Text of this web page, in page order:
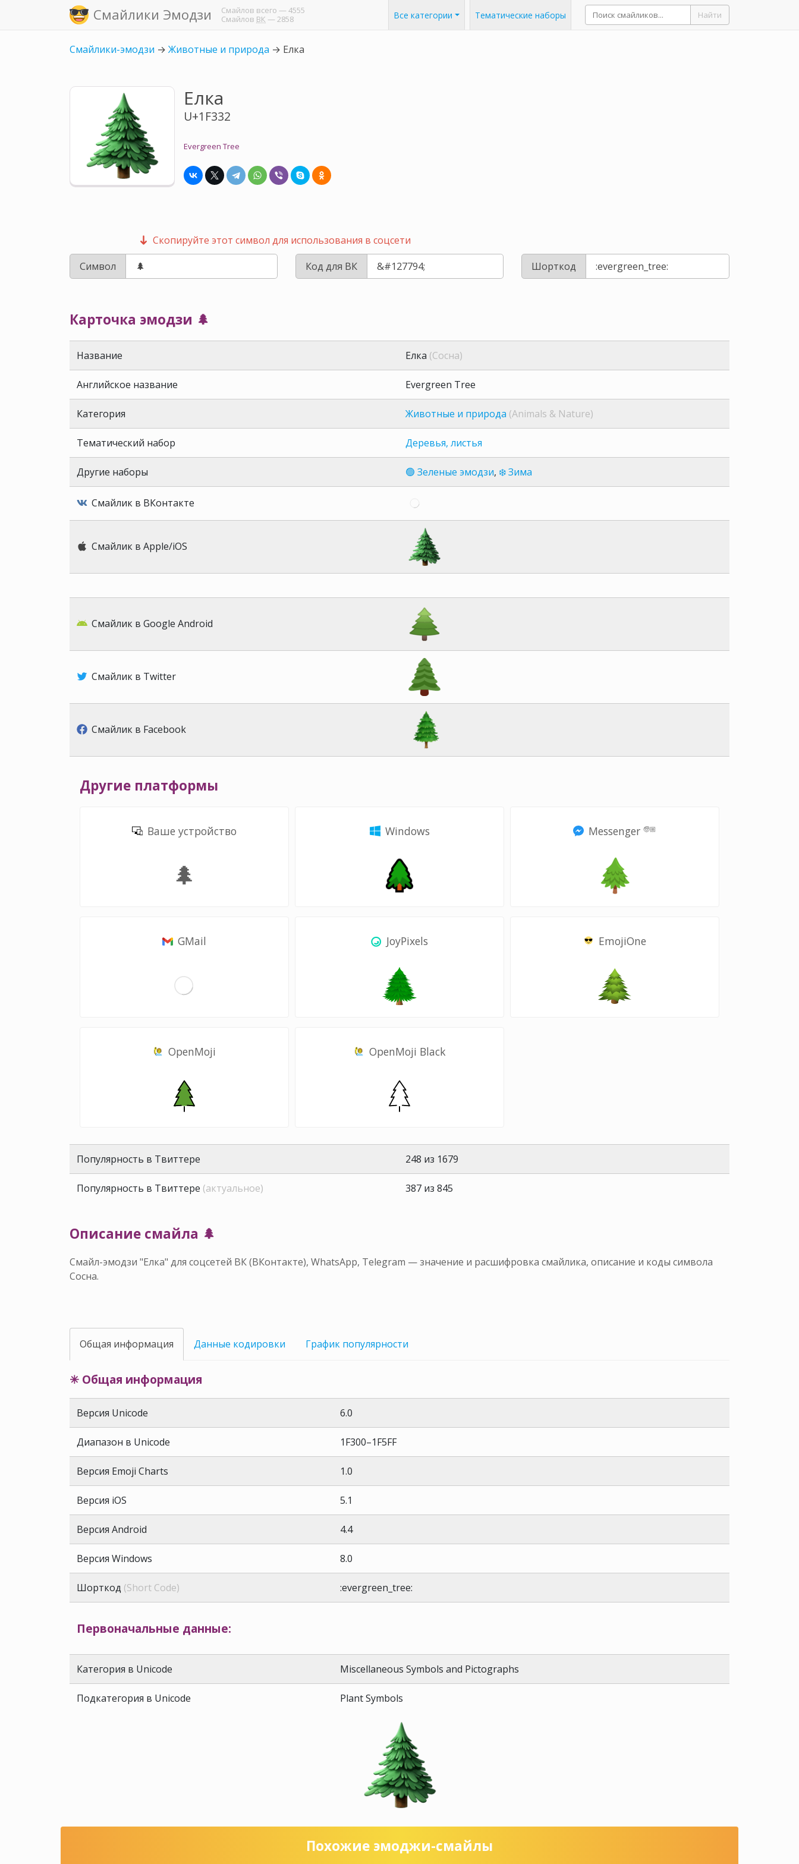
Смайлики Эмодзи Смайлов всего — 4555
Смайлов ВК — 2858 Все категории Тематические наборы Найти
Смайлики-эмодзи → Животные и природа → Елка
Елка
U+1F332
Evergreen Tree
Скопируйте этот символ для использования в соцсети
Символ
Код для ВК Шорткод
Карточка эмодзи 🌲
Название Елка (Сосна)
Английское название Evergreen Tree
Категория Животные и природа (Animals & Nature)
Тематический набор Деревья, листья
Другие наборы 🟢 Зеленые эмодзи, ❄️ Зима
Смайлик в ВКонтакте
Смайлик в Apple/iOS
Смайлик в Google Android
Смайлик в Twitter
Смайлик в Facebook
Другие платформы
Ваше устройство
🌲
Windows Messenger 🧓🏼
GMail JoyPixels EmojiOne
OpenMoji OpenMoji Black
Популярность в Твиттере 248 из 1679
Популярность в Твиттере (актуальное) 387 из 845
Описание смайла 🌲
Смайл-эмодзи "Елка" для соцсетей ВК (ВКонтакте), WhatsApp, Telegram — значение и расшифровка смайлика, описание и коды символа
Сосна.
Общая информация Данные кодировки График популярности
✳ Общая информация
Версия Unicode 6.0
Диапазон в Unicode 1F300–1F5FF
Версия Emoji Charts 1.0
Версия iOS 5.1
Версия Android 4.4
Версия Windows 8.0
Шорткод (Short Code) :evergreen_tree:
Первоначальные данные:
Категория в Unicode Miscellaneous Symbols and Pictographs
Подкатегория в Unicode Plant Symbols
Похожие эмоджи-смайлы